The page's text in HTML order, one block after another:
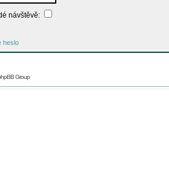
návštěvě:
heslo
Group